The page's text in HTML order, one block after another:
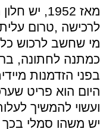
מאז 1952, יש חלון הזדמנויות קצר
לרכישה ,טרום
מי שחשב לרכוש
כמתנה לחתונה, בר
בפני הזדמנות
היום הוא פריט
ועשוי להמשיך
יש משהו סמלי